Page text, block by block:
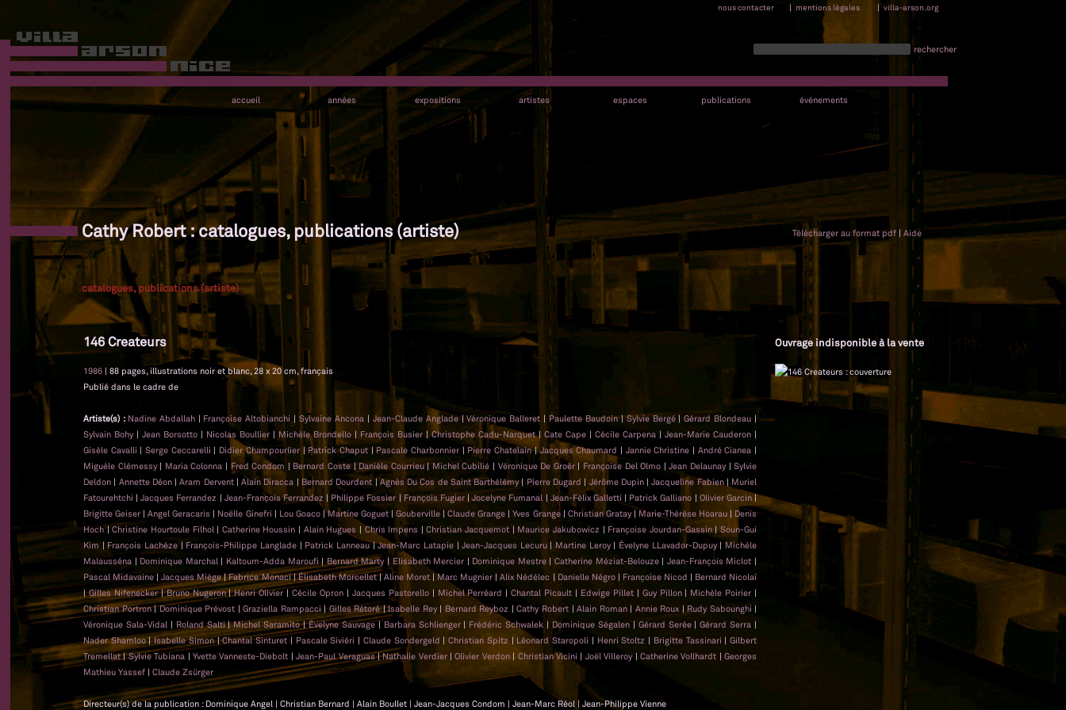
nous contacter | mentions légales | villa-arson.org
rechercher
accueil années expositions artistes espaces publications événements
Cathy Robert : catalogues, publications (artiste) Télécharger au format pdf | Aide
catalogues, publications (artiste)
146 Createurs Ouvrage indisponible à la vente
1986 | 88 pages, illustrations noir et blanc, 28 x 20 cm, français
Publié dans le cadre de
Artiste(s) : Nadine Abdallah| Françoise Altobianchi |Sylvaine Ancona | Jean-Claude Anglade|Véronique Balleret |Paulette Baudoin|Sylvie Bergé|Gérard Blondeau |
Sylvain Bohy| Jean Borsotto | Nicolas Boullier | Michèle Brondello | François Busier | Christophe Cadu-Narquet| Cate Cape | Cécile Carpena | Jean-Marie Cauderon |
Gisèle Cavalli |Serge Ceccarelli | Didier Champourlier| Patrick Chaput| Pascale Charbonnier | Pierre Chatelain|Jacques Chaumard | Jannie Christine | André Cianea |
Miguèle Clémessy| Maria Colonna | Fred Condom | Bernard Coste|Danièle Courrieu| Michel Cubilié | Véronique De Groër| Françoise Del Olmo |Jean Delaunay|Sylvie
Deldon | Annette Déon|Aram Dervent|Alain Diracca | Bernard Dourdent|Agnès Du Cos de Saint Barthélémy| Pierre Dugard | Jérôme Dupin|Jacqueline Fabien| Muriel
Fatourehtchi |Jacques Ferrandez | Jean-François Ferrandez | Philippe Fossier | François Fugier |Jocelyne Fumanal | Jean-Félix Galletti | Patrick Galliano | Olivier Garcin|
Brigitte Geiser |Angel Geracaris | Noëlle Ginefri | Lou Goaco|Martine Goguet|Gouberville |Claude Grange |Yves Grange| Christian Gratay|Marie-Thérèse Hoarau| Denis
Hoch|Christine Hourtoule Filhol | Catherine Houssin | Alain Hugues | Chris Impens |Christian Jacquemot | Maurice Jakubowicz | Françoise Jourdan-Gassin| Soun-Gui
Kim | François Lachéze| François-Philippe Langlade| Patrick Lanneau|Jean-Marc Latapie|Jean-Jacques Lecuru|Martine Leroy| Évelyne LLavador-Dupuy|Michèle
Malausséna | Dominique Marchal | Kaltoum-Adda Maroufi| Bernard Marty|Elisabeth Mercier | Dominique Mestre|Catherine Méziat-Belouze| Jean-François Miclot |
Pascal Midavaine |Jacques Miège|Fabrice Monaci|Élisabeth Morcellet|Aline Moret |Marc Mugnier |Alix Nédélec | Danielle Négro| Françoise Nicod | Bernard Nicolaï
|Gilles Nifenecker|Bruno Nugeron|Henri Olivier|Cécile Opron| Jacques Pastorello| Michel Perréard |Chantal Picault | Edwige Pillet| Guy Pillon| Michèle Poirier |
Christian Portron|Dominique Prévost |Graziella Rampacci|Gilles Rétoré|Isabelle Rey| Bernard Reyboz |Cathy Robert |Alain Roman| Annie Roux | Rudy Sabounghi |
Véronique Sala-Vidal | Roland Salti|Michel Saramito|Évelyne Sauvage|Barbara Schlienger| Frédéric Schwalek | Dominique Ségalen| Gérard Serée|Gérard Serra |
Nader Shamloo|Isabelle Simon|Chantal Sinturet | Pascale Siviéri | Claude Sondergeld |Christian Spitz | Léonard Staropoli | Henri Stoltz | Brigitte Tassinari |Gilbert
Tremellat|Sylvie Tubiana | Yvette Vanneste-Diebolt |Jean-Paul Veraguas|Nathalie Verdier|Olivier Verdon| Christian Vicini | Joël Villeroy| Catherine Vollhardt |Georges
Mathieu Yassef | Claude Zsürger
Directeur(s) de la publication : Dominique Angel | Christian Bernard | Alain Boullet | Jean-Jacques Condom | Jean-Marc Réol | Jean-Philippe Vienne